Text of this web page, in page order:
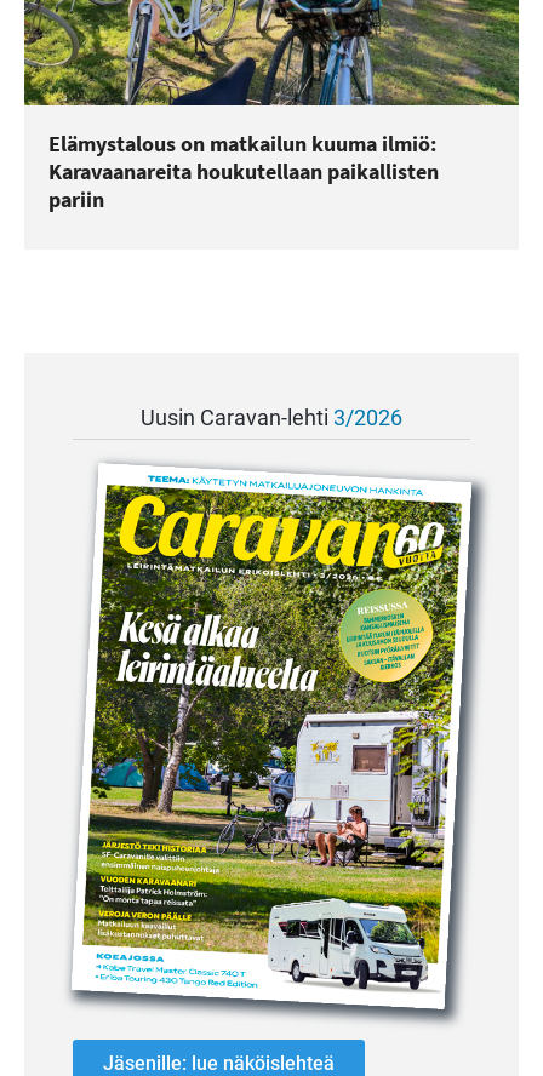
Elämystalous on matkailun kuuma ilmiö:
Karavaanareita houkutellaan paikallisten
pariin
Uusin Caravan-lehti 3/2026
Jäsenille: lue näköislehteä